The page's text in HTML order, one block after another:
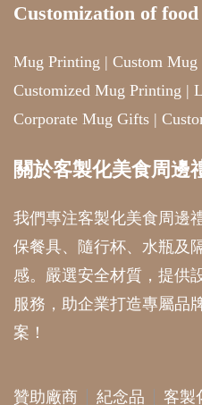
Customization of
Mug Printing | Custom Mug
Customized Mug Printing |
Corporate Mug Gifts |
關於客製化美食周邊
我們專注客製化美食周邊
保餐具、隨行杯、水瓶及
感。嚴選安全材質，提供
服務，助企業打造專屬品
案！
贊助廠商 紀念品 客製